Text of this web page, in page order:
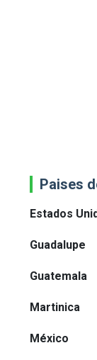
Paises
Estados
Guadalupe
Guatemala
Martinica
México